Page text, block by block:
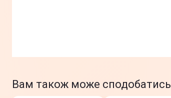
Вам також може сподобатись